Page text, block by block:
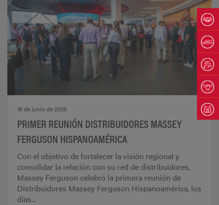
18 de junio de 2026
PRIMER REUNIÓN DISTRIBUIDORES MASSEY
FERGUSON HISPANOAMÉRICA
Con el objetivo de fortalecer la visión regional y
consolidar la relación con su red de distribuidores,
Massey Ferguson celebró la primera reunión de
Distribuidores Massey Ferguson Hispanoamérica, los
días...